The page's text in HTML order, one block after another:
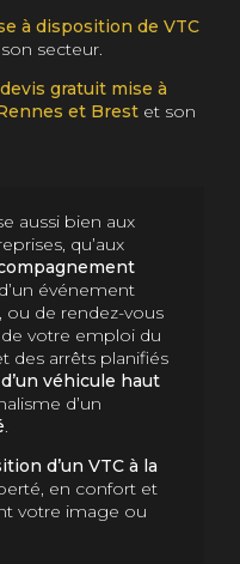
à disposition de VTC
secteur.
devis gratuit mise à
et Brest et son
aussi bien aux
qu’aux
événement
ou de rendez-vous
votre emploi du
des arrêts planifiés
véhicule haut
d’un
.
d’un VTC à la
en confort et
votre image ou